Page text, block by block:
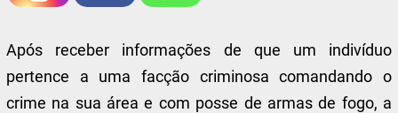
Após receber informações de que um indivíduo
pertence a uma facção criminosa comandando o
crime na sua área e com posse de armas de fogo, a